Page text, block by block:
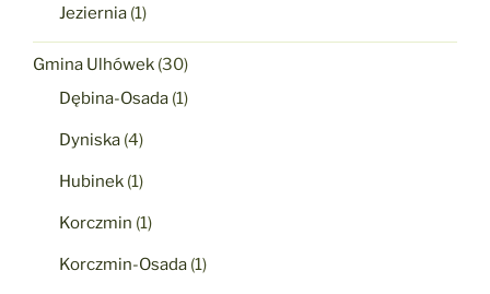
Jeziernia (1)
Gmina Ulhówek (30)
Dębina-Osada (1)
Dyniska (4)
Hubinek (1)
Korczmin (1)
Korczmin-Osada (1)